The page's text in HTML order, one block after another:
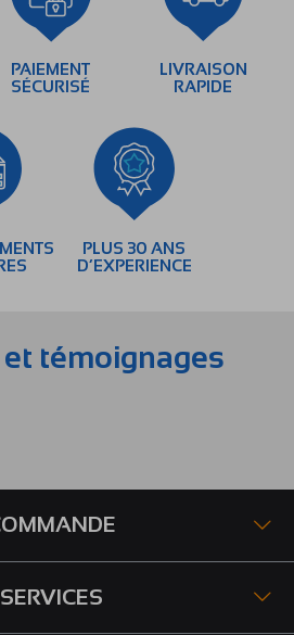
PAIEMENT
SÉCURISÉ
LIVRAISON
RAPIDE
PLUS 30 ANS
D’EXPERIENCE
et témoignages
SERVICES